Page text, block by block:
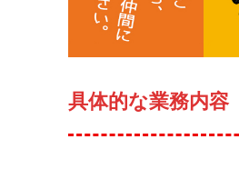
具体的な業務内容